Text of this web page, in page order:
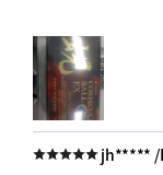
jh***** /